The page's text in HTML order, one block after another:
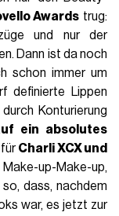
Awards trug:
und nur der
Dann ist da noch
schon immer um
definierte Lippen
Konturierung
ein absolutes
fürCharli XCX und
up-Make-up,
dass, nachdem
war, es jetzt zur